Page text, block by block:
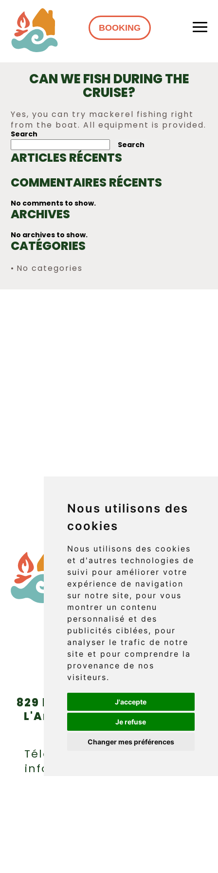
Nous utilisons des
cookies
Nous utilisons des cookies
et d'autres technologies de
suivi pour améliorer votre
expérience de navigation
sur notre site, pour vous
montrer un contenu
personnalisé et des
publicités ciblées, pour
analyser le trafic de notre
site et pour comprendre la
provenance de nos
visiteurs.
J'accepte
Je refuse
Changer mes préférences
BOOKING
CAN WE FISH DURING THE
CRUISE?
Yes, you can try mackerel fishing right
from the boat. All equipment is provided.
POST
NAVIGATION
Search
Search
ARTICLES RÉCENTS
COMMENTAIRES RÉCENTS
No comments to show.
ARCHIVES
No archives to show.
CATÉGORIES
No categories
Booking
829 boul. Griffon (route 132)
L'Anse-au-Griffon, Gaspé
(Québec) G4X 6A9
Téléphone : (418) 360-6614
info@griffonaventure.com